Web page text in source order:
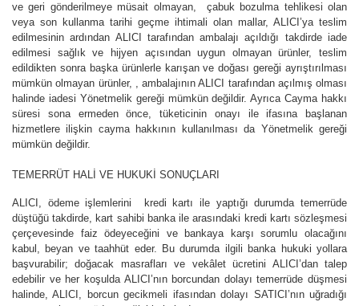
ve geri gönderilmeye müsait olmayan, çabuk bozulma tehlikesi olan
veya son kullanma tarihi geçme ihtimali olan mallar, ALICI’ya teslim
edilmesinin ardından ALICI tarafından ambalajı açıldığı takdirde iade
edilmesi sağlık ve hijyen açısından uygun olmayan ürünler, teslim
edildikten sonra başka ürünlerle karışan ve doğası gereği ayrıştırılması
mümkün olmayan ürünler, , ambalajının ALICI tarafından açılmış olması
halinde iadesi Yönetmelik gereği mümkün değildir. Ayrıca Cayma hakkı
süresi sona ermeden önce, tüketicinin onayı ile ifasına başlanan
hizmetlere ilişkin cayma hakkının kullanılması da Yönetmelik gereği
mümkün değildir.
TEMERRÜT HALİ VE HUKUKİ SONUÇLARI
ALICI, ödeme işlemlerini kredi kartı ile yaptığı durumda temerrüde
düştüğü takdirde, kart sahibi banka ile arasındaki kredi kartı sözleşmesi
çerçevesinde faiz ödeyeceğini ve bankaya karşı sorumlu olacağını
kabul, beyan ve taahhüt eder. Bu durumda ilgili banka hukuki yollara
başvurabilir; doğacak masrafları ve vekâlet ücretini ALICI’dan talep
edebilir ve her koşulda ALICI’nın borcundan dolayı temerrüde düşmesi
halinde, ALICI, borcun gecikmeli ifasından dolayı SATICI’nın uğradığı